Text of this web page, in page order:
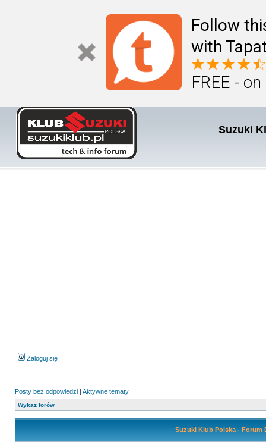
Follow
with
FREE -
Suzuki
Zaloguj się
Posty bez odpowiedzi | Aktywne tematy
Wykaz forów
Suzuki Klub Polska - Forum